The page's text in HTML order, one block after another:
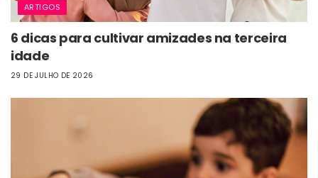
ARTIGOS
6 dicas para cultivar amizades na terceira
idade
29 DE JULHO DE 2026